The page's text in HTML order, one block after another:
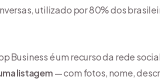
utilizado por 80% dos
Business é um recurso da rede
listagem — com fotos, nome,